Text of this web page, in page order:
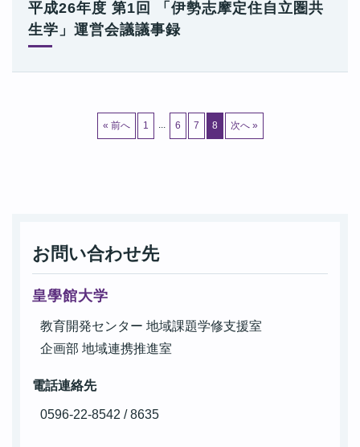
平成26年度 第1回 「伊勢志摩定住自立圏共
生学」運営会議議事録
« 前へ 1 ... 6 7 8 次へ »
お問い合わせ先
皇學館大学
教育開発センター 地域課題学修支援室
企画部 地域連携推進室
電話連絡先
0596-22-8542 / 8635